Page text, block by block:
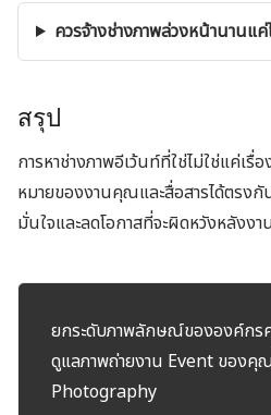
ควรจ้างช่างภาพล่วงหน้านานแค่
สรุป
การหาช่างภาพอีเว้นท์ที่ใช่ไม่ใช่แค่เ
หมายของงานคุณและสื่อสารได้ตรง
มั่นใจและลดโอกาสที่จะผิดหวังหลังงา
ยกระดับภาพลักษณ์ขององค์กร
ดูแลภาพถ่ายงาน Event ของคุ
Photography